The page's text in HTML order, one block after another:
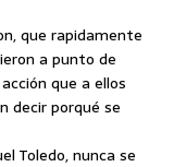
que rapidamente
a punto de
que a ellos
decir porqué se
Toledo, nunca se